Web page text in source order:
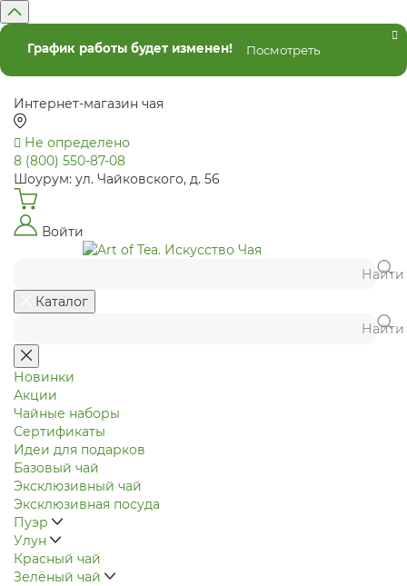
График работы будет изменен! Посмотреть
Интернет-магазин чая
Не определено
8 (800) 550-87-08
Шоурум: ул. Чайковского, д. 56
Войти
Найти
Каталог
Найти
Новинки
Акции
Чайные наборы
Сертификаты
Идеи для подарков
Базовый чай
Эксклюзивный чай
Эксклюзивная посуда
Пуэр
Улун
Красный чай
Зелёный чай